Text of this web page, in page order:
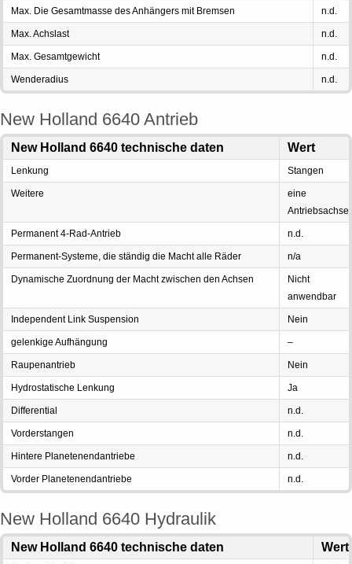
Max. Die Gesamtmasse des Anhängers mit Bremsen n.d.
Max. Achslast n.d.
Max. Gesamtgewicht n.d.
Wenderadius n.d.
New Holland 6640 Antrieb
New Holland 6640 technische daten Wert
Lenkung Stangen
Weitere
eine
Antriebsachse
Permanent 4-Rad-Antrieb n.d.
Permanent-Systeme, die ständig die Macht alle Räder n/a
Dynamische Zuordnung der Macht zwischen den Achsen
Nicht
anwendbar
Independent Link Suspension Nein
gelenkige Aufhängung –
Raupenantrieb Nein
Hydrostatische Lenkung Ja
Differential n.d.
Vorderstangen n.d.
Hintere Planetenendantriebe n.d.
Vorder Planetenendantriebe n.d.
New Holland 6640 Hydraulik
New Holland 6640 technische daten Wert